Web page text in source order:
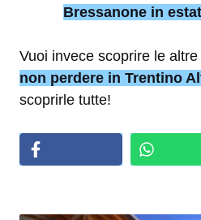
Bressanone in
Vuoi invece scoprire le altre
non perdere in Trentino
scoprirle tutte!